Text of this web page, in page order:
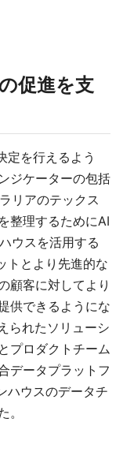
促進を支
定を行えるよう
ジケーターの包括
リアのテックス
整理するためにAI
ウスを活用する
トとより先進的な
顧客に対してより
供できるようにな
られたソリューシ
プロダクトチーム
データプラットフ
ハウスのデータチ
。